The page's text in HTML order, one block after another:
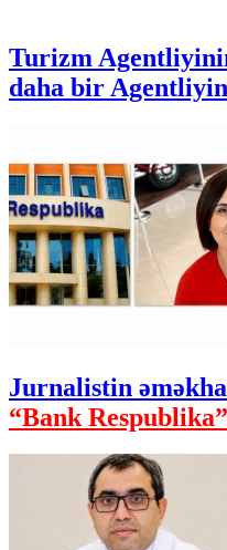
Turizm
daha bir
Jurnalistin
“Bank